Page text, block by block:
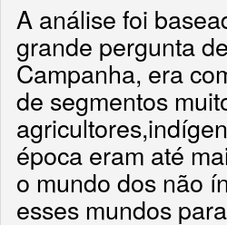
A análise foi
grande pergunta
Campanha, era
de segmentos
época eram até
o mundo dos não
esses mundos